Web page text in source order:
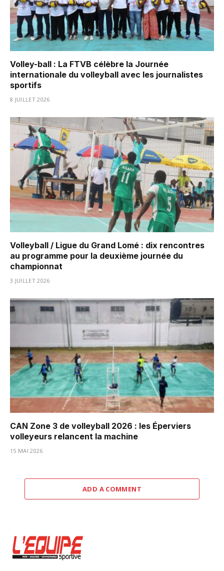
Volley-ball : La FTVB célèbre la Journée
internationale du volleyball avec les journalistes
sportifs
8 JUILLET 2026
Volleyball / Ligue du Grand Lomé : dix rencontres
au programme pour la deuxième journée du
championnat
3 JUILLET 2026
CAN Zone 3 de volleyball 2026 : les Éperviers
volleyeurs relancent la machine
15 MAI 2026
ADD A COMMENT